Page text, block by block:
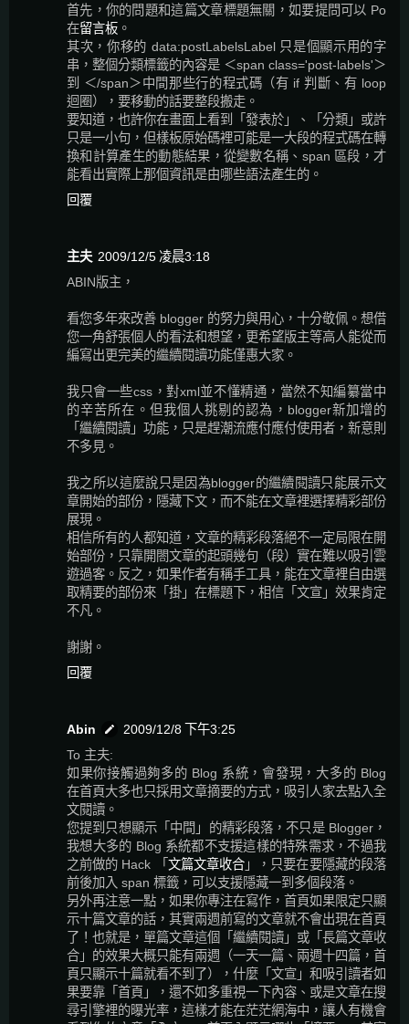
首先，你的問題和這篇文章標題無關，如要提問可以 Po
在留言板 。
其次，你移的 data:postLabelsLabel 只是個顯示用的字
串，整個分類標籤的內容是 ＜span class='post-labels'＞
到 ＜/span＞中間那些行的程式碼（有 if 判斷、有 loop
迴圈），要移動的話要整段搬走。
要知道，也許你在畫面上看到「發表於」、「分類」或許
只是一小句，但樣板原始碼裡可能是一大段的程式碼在轉
換和計算產生的動態結果，從變數名稱、span 區段，才
能看出實際上那個資訊是由哪些語法產生的。
回覆
主夫 2009/12/5 凌晨3:18
ABIN版主，
看您多年來改善 blogger 的努力與用心，十分敬佩。想借
您一角舒張個人的看法和想望，更希望版主等高人能從而
編寫出更完美的繼續閱讀功能僅惠大家。
我只會一些css，對xml並不懂精通，當然不知編纂當中
的辛苦所在。但我個人挑剔的認為，blogger新加增的
「繼續閱讀」功能，只是趕潮流應付應付使用者，新意則
不多見。
我之所以這麼說只是因為blogger的繼續閱讀只能展示文
章開始的部份，隱藏下文，而不能在文章裡選擇精彩部份
展現。
相信所有的人都知道，文章的精彩段落絕不一定局限在開
始部份，只靠開閤文章的起頭幾句（段）實在難以吸引雲
遊過客。反之，如果作者有稱手工具，能在文章裡自由選
取精要的部份來「掛」在標題下，相信「文宣」效果肯定
不凡。
謝謝。
回覆
Abin
2009/12/8 下午3:25
To 主夫:
如果你接觸過夠多的 Blog 系統，會發現，大多的 Blog
在首頁大多也只採用文章摘要的方式，吸引人家去點入全
文閱讀。
您提到只想顯示「中間」的精彩段落，不只是 Blogger，
我想大多的 Blog 系統都不支援這樣的特殊需求，不過我
之前做的 Hack 「文篇文章收合 」，只要在要隱藏的段落
前後加入 span 標籤，可以支援隱藏一到多個段落。
另外再注意一點，如果你專注在寫作，首頁如果限定只顯
示十篇文章的話，其實兩週前寫的文章就不會出現在首頁
了！也就是，單篇文章這個「繼續閱讀」或「長篇文章收
合」的效果大概只能有兩週（一天一篇、兩週十四篇，首
頁只顯示十篇就看不到了），什麼「文宣」和吸引讀者如
果要靠「首頁」，還不如多重視一下內容、或是文章在搜
尋引擎裡的曝光率，這樣才能在茫茫網海中，讓人有機會